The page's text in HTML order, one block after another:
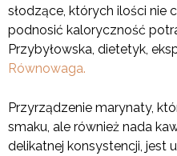
słodzące, których ilości nie
podnosić kaloryczność
Przybyłowska, dietetyk,
Równowaga.
Przyrządzenie marynaty,
smaku, ale również nada
delikatnej konsystencji, jest